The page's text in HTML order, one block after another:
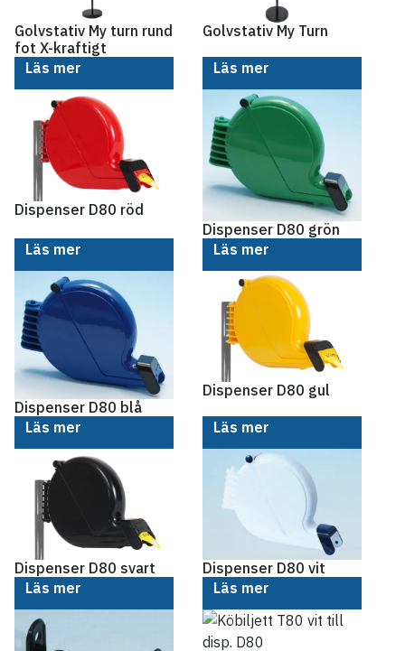
Golvstativ My turn rund
fot X-kraftigt
Läs mer
Golvstativ My Turn
Läs mer
Dispenser D80 röd
Läs mer
Dispenser D80 grön
Läs mer
Dispenser D80 blå
Läs mer
Dispenser D80 gul
Läs mer
Dispenser D80 svart
Läs mer
Dispenser D80 vit
Läs mer